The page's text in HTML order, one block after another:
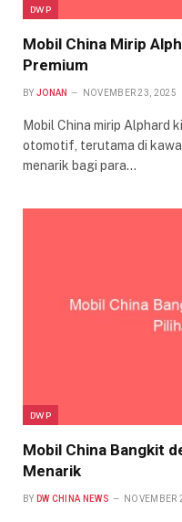
DWP
Mobil China Mirip
Premium
BY JONAN NOVEMBER 23, 2025
Mobil China mirip Alphard
otomotif, terutama di
menarik bagi para…
DWP
Mobil China Bangkit
Menarik
BY DW CHINA NEWS NOVEMBER